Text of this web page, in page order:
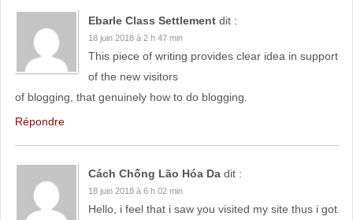
Ebarle Class Settlement dit :
18 juin 2018 à 2 h 47 min
This piece of writing provides clear idea in support
of the new visitors
of blogging, that genuinely how to do blogging.
Répondre
Cách Chống Lão Hóa Da dit :
18 juin 2018 à 6 h 02 min
Hello, i feel that i saw you visited my site thus i got